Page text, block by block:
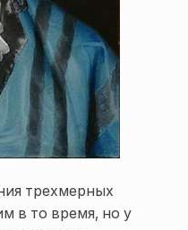
трехмерных
в то время, но у